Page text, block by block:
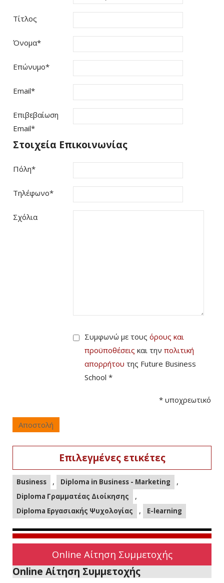
Τίτλος
Όνομα*
Επώνυμο*
Email*
Επιβεβαίωση
Email*
Στοιχεία Επικοινωνίας
Πόλη*
Τηλέφωνο*
Σχόλια
Συμφωνώ με τους όρους και
προϋποθέσεις και την πολιτική
απορρήτου της Future Business
School *
* υποχρεωτικό
Αποστολή
Επιλεγμένες ετικέτες
Business , Diploma in Business - Marketing ,
Diploma Γραμματέας Διοίκησης ,
Diploma Εργασιακής Ψυχολογίας , E-learning
Online Αίτηση Συμμετοχής
Online Αίτηση Συμμετοχής